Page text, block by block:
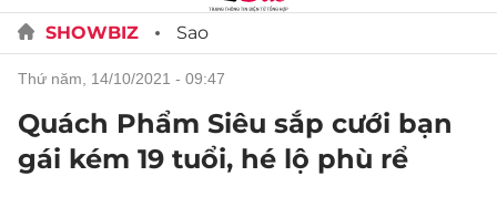
SHOWBIZ Sao
thứ năm, 14/10/2021 - 09:47
Quách Phẩm Siêu sắp cưới bạn
gái kém 19 tuổi, hé lộ phù rể